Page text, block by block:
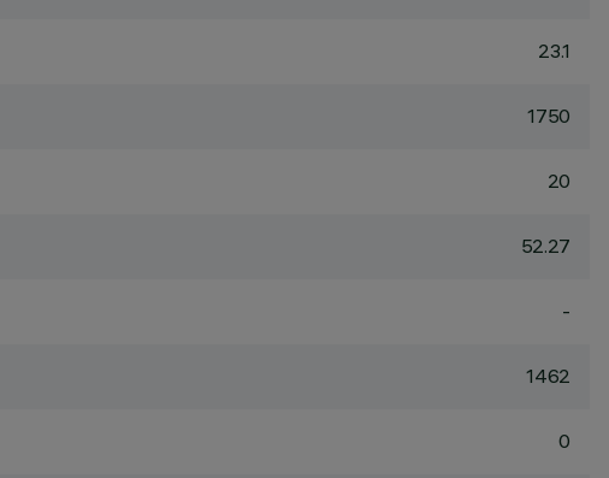
23.1
1750
20
52.27
-
1462
0